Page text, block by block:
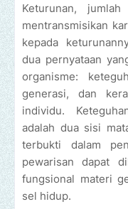
Keturunan,
mentransmisikan
kepada
dua pernyataan
organisme:
generasi, dan
individu.
adalah dua sisi
terbukti dalam
pewarisan dapat
fungsional materi
sel hidup.